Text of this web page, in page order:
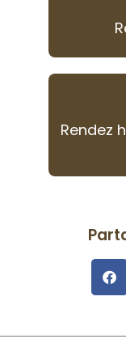
Rendez